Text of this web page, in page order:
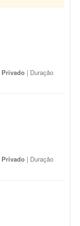
Privado | Duração
Privado | Duração